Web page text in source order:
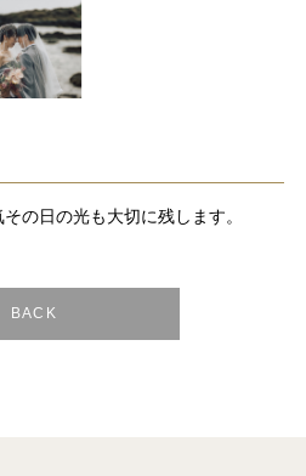
の日の光も大切に残します。
BACK